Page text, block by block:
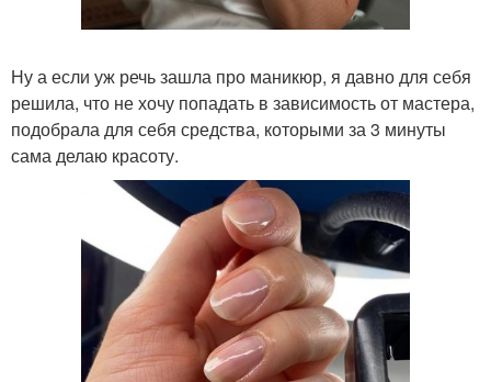
Ну а если уж речь зашла про маникюр, я давно для себя
решила, что не хочу попадать в зависимость от мастера,
подобрала для себя средства, которыми за 3 минуты
сама делаю красоту.